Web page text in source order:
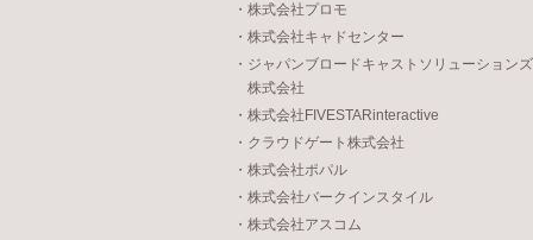
・株式会社プロモ
・株式会社キャドセンター
・ジャパンブロードキャストソリューションズ
株式会社
・株式会社FIVESTARinteractive
・クラウドゲート株式会社
・株式会社ポパル
・株式会社バークインスタイル
・株式会社アスコム